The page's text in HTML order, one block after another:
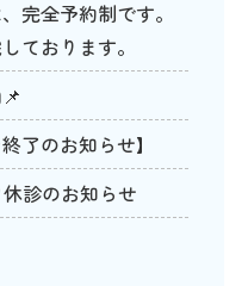
完全予約制です。
ております。
了のお知らせ】
診のお知らせ